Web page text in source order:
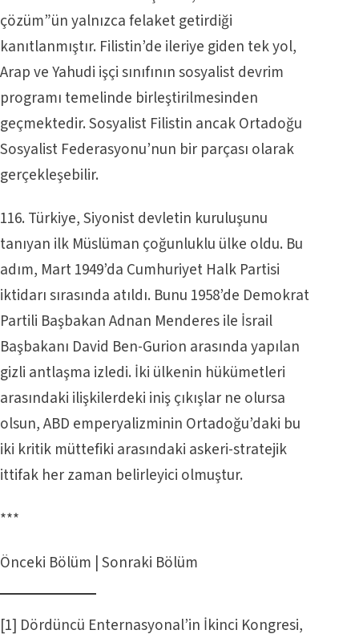
çözüm”ün yalnızca felaket getirdiği
kanıtlanmıştır. Filistin’de ileriye giden tek yol,
Arap ve Yahudi işçi sınıfının sosyalist devrim
programı temelinde birleştirilmesinden
geçmektedir. Sosyalist Filistin ancak Ortadoğu
Sosyalist Federasyonu’nun bir parçası olarak
gerçekleşebilir.
116. Türkiye, Siyonist devletin kuruluşunu
tanıyan ilk Müslüman çoğunluklu ülke oldu. Bu
adım, Mart 1949’da Cumhuriyet Halk Partisi
iktidarı sırasında atıldı. Bunu 1958’de Demokrat
Partili Başbakan Adnan Menderes ile İsrail
Başbakanı David Ben-Gurion arasında yapılan
gizli antlaşma izledi. İki ülkenin hükümetleri
arasındaki ilişkilerdeki iniş çıkışlar ne olursa
olsun, ABD emperyalizminin Ortadoğu’daki bu
iki kritik müttefiki arasındaki askeri-stratejik
ittifak her zaman belirleyici olmuştur.
***
Önceki Bölüm |Sonraki Bölüm
[1] Dördüncü Enternasyonal’in İkinci Kongresi,